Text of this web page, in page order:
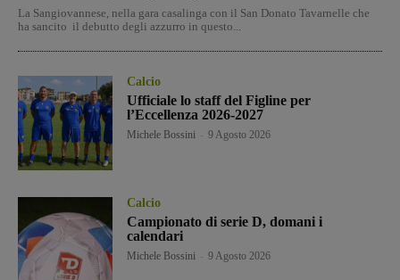
La Sangiovannese, nella gara casalinga con il San Donato Tavarnelle che
ha sancito il debutto degli azzurro in questo...
Calcio
Ufficiale lo staff del Figline per
l’Eccellenza 2026-2027
Michele Bossini 9 Agosto 2026
Calcio
Campionato di serie D, domani i
calendari
Michele Bossini 9 Agosto 2026